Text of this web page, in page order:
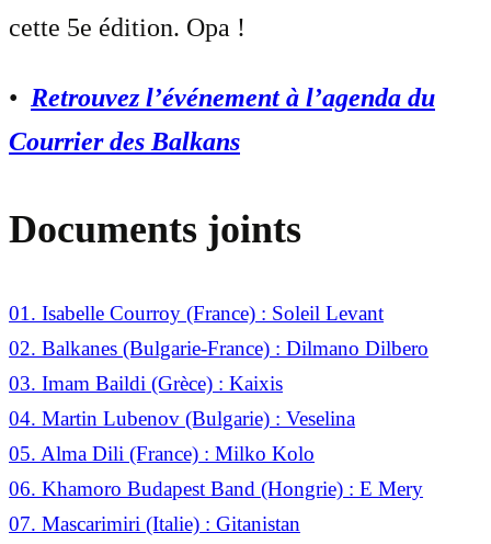
cette 5e édition. Opa !
• Retrouvez l’événement à l’agenda du
Courrier des Balkans
Documents joints
01. Isabelle Courroy (France) : Soleil Levant
02. Balkanes (Bulgarie-France) : Dilmano Dilbero
03. Imam Baildi (Grèce) : Kaixis
04. Martin Lubenov (Bulgarie) : Veselina
05. Alma Dili (France) : Milko Kolo
06. Khamoro Budapest Band (Hongrie) : E Mery
07. Mascarimiri (Italie) : Gitanistan